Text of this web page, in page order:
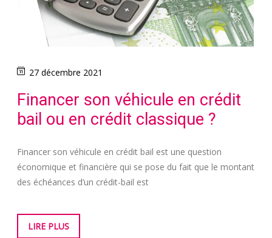
27 décembre 2021
Financer son véhicule en crédit
bail ou en crédit classique ?
Financer son véhicule en crédit bail est une question
économique et financière qui se pose du fait que le montant
des échéances d’un crédit-bail est
LIRE PLUS